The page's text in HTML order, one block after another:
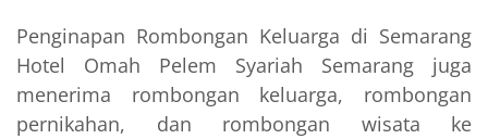
Penginapan Rombongan Keluarga di Semarang
Hotel Omah Pelem Syariah Semarang juga
menerima rombongan keluarga, rombongan
pernikahan, dan rombongan wisata ke